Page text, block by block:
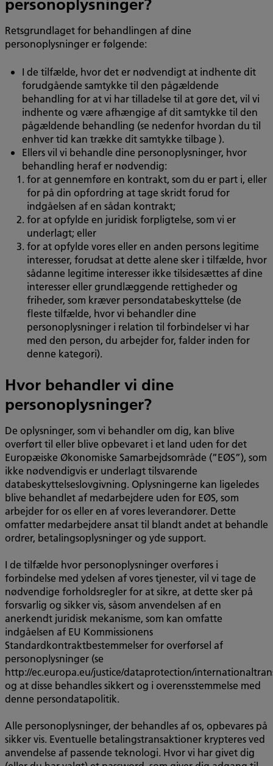
personoplysninger?
Retsgrundlaget for behandlingen af dine
personoplysninger er følgende:
I de tilfælde, hvor det er nødvendigt at indhente dit
forudgående samtykke til den pågældende
behandling for at vi har tilladelse til at gøre det, vil vi
indhente og være afhængige af dit samtykke til den
pågældende behandling (se nedenfor hvordan du til
enhver tid kan trække dit samtykke tilbage ).
Ellers vil vi behandle dine personoplysninger, hvor
behandling heraf er nødvendig:
for at gennemføre en kontrakt, som du er part i, eller
for på din opfordring at tage skridt forud for
indgåelsen af en sådan kontrakt;
for at opfylde en juridisk forpligtelse, som vi er
underlagt; eller
for at opfylde vores eller en anden persons legitime
interesser, forudsat at dette alene sker i tilfælde, hvor
sådanne legitime interesser ikke tilsidesættes af dine
interesser eller grundlæggende rettigheder og
friheder, som kræver persondatabeskyttelse (de
fleste tilfælde, hvor vi behandler dine
personoplysninger i relation til forbindelser vi har
med den person, du arbejder for, falder inden for
denne kategori).
Hvor behandler vi dine
personoplysninger?
De oplysninger, som vi behandler om dig, kan blive
overført til eller blive opbevaret i et land uden for det
Europæiske Økonomiske Samarbejdsområde (”EØS”), som
ikke nødvendigvis er underlagt tilsvarende
databeskyttelseslovgivning. Oplysningerne kan ligeledes
blive behandlet af medarbejdere uden for EØS, som
arbejder for os eller en af vores leverandører. Dette
omfatter medarbejdere ansat til blandt andet at behandle
ordrer, betalingsoplysninger og yde support.
I de tilfælde hvor personoplysninger overføres i
forbindelse med ydelsen af vores tjenester, vil vi tage de
nødvendige forholdsregler for at sikre, at dette sker på
forsvarlig og sikker vis, såsom anvendelsen af en
anerkendt juridisk mekanisme, som kan omfatte
indgåelsen af EU Kommissionens
Standardkontraktbestemmelser for overførsel af
personoplysninger (se
http://ec.europa.eu/justice/dataprotection/
og at disse behandles sikkert og i overensstemmelse med
denne persondatapolitik.
Alle personoplysninger, der behandles af os, opbevares på
sikker vis. Eventuelle betalingstransaktioner krypteres ved
anvendelse af passende teknologi. Hvor vi har givet dig